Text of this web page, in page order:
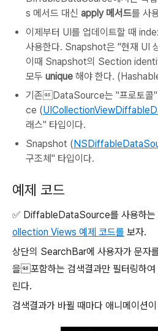
s 메서드 대신 apply 메서드를 사
이제부터 UI를 업데이트할 때
사용한다. Snapshot은 "현재 UI
이때 Snapshot의 Section
모두 unique 해야 한다.
기존DataSource는 "프로토
ce (
래스" 타입이다.
Snapshot (
구조체" 타입이다.
예제 코드
✅ DiffableDataSource를 사용하는
ollection Views 예제 코드를 보자.
상단의 SearchBar에 사용자가 문자
을포함하는 검색결과만 필터링하
린다.
검색결과가 바뀔 때마다 애니메이션